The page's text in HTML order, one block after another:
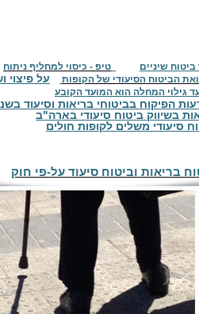
ביטוח שיניים
טיפ - כיסוי למחליף ניתוח
הביטוח הסיעודי של הקופות
על פיצוי
גילוי המחלה הוא המועד הקובע
הפיקוח בביטוחי בריאות וסיעוד בשנת
בשיווק ביטוח סיעודי בארה"ב
סיעודי משלים לקופות חולים
בריאות וביטוח סיעוד על-פי חוק